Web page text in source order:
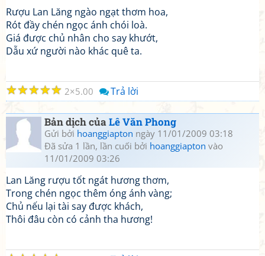
Rượu Lan Lăng ngào ngạt thơm hoa,
Rót đầy chén ngọc ánh chói loà.
Giá được chủ nhân cho say khướt,
Dẫu xứ người nào khác quê ta.
☆
☆
☆
☆
☆ 2 5.00 Trả lời
Bản dịch củaLê Văn Phong
Gửi bởi hoanggiapton ngày 11/01/2009 03:18
Đã sửa 1 lần, lần cuối bởi hoanggiapton vào
11/01/2009 03:26
Lan Lăng rượu tốt ngát hương thơm,
Trong chén ngọc thêm óng ánh vàng;
Chủ nếu lại tài say được khách,
Thôi đâu còn có cảnh tha hương!